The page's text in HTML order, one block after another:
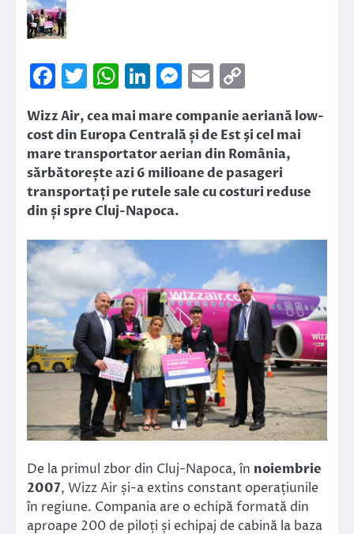
Facebook
Twitter
WhatsApp
LinkedIn
Messenger
Email
Link
Wizz Air, cea mai mare companie aeriană low-
cost din Europa Centrală și de Est şi cel mai
mare transportator aerian din România,
sărbătorește azi 6 milioane de pasageri
transportați pe rutele sale cu costuri reduse
din și spre Cluj-Napoca.
De la primul zbor din Cluj-Napoca, în noiembrie
2007, Wizz Air și-a extins constant operațiunile
în regiune. Compania are o echipă formată din
aproape 200 de piloți și echipaj de cabină la baza